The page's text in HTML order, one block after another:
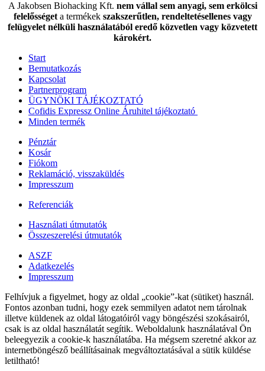
A Jakobsen Biohacking Kft. nem vállal sem anyagi, sem erkölcsi
felelősségeta termékek szakszerűtlen, rendeltetésellenes vagy
felügyelet nélküli használatából eredő közvetlen vagy közvetett
károkért.
Start
Bemutatkozás
Kapcsolat
Partnerprogram
ÜGYNÖKI TÁJÉKOZTATÓ
Cofidis Expressz Online Áruhitel tájékoztató
Minden termék
Pénztár
Kosár
Fiókom
Reklamáció, visszaküldés
Impresszum
Referenciák
Használati útmutatók
Összeszerelési útmutatók
ASZF
Adatkezelés
Impresszum
Felhívjuk a figyelmet, hogy az oldal „cookie”-kat (sütiket) használ.
Fontos azonban tudni, hogy ezek semmilyen adatot nem tárolnak
illetve küldenek az oldal látogatóiról vagy böngészési szokásairól,
csak is az oldal használatát segítik. Weboldalunk használatával Ön
beleegyezik a cookie-k használatába. Ha mégsem szeretné akkor az
internetböngésző beállításainak megváltoztatásával a sütik küldése
letiltható!